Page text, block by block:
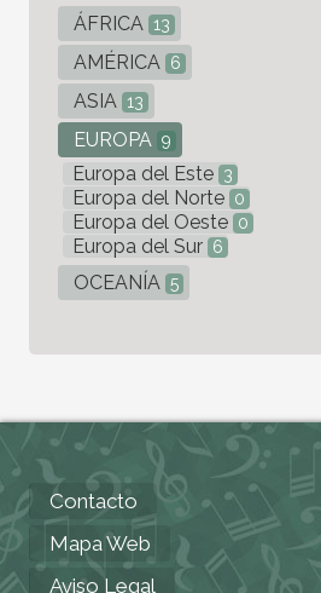
ÁFRICA 13
AMÉRICA 6
ASIA 13
EUROPA 9
Europa del Este 3
Europa del Norte 0
Europa del Oeste 0
Europa del Sur 6
OCEANÍA 5
Contacto
Mapa Web
Aviso Legal